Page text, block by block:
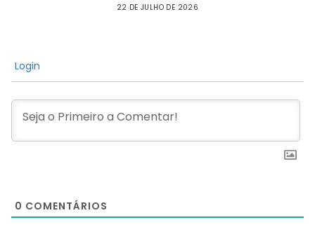
22 DE JULHO DE 2026
Login
0 COMENTÁRIOS